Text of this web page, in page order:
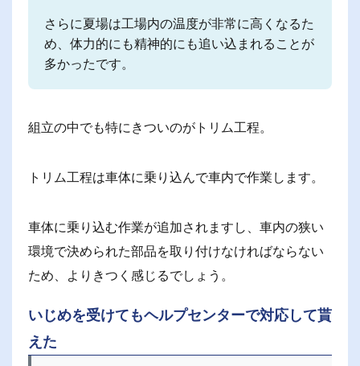
さらに夏場は工場内の温度が非常に高くなるた
め、体力的にも精神的にも追い込まれることが
多かったです。
組立の中でも特にきついのがトリム工程。
トリム工程は車体に乗り込んで車内で作業します。
車体に乗り込む作業が追加されますし、車内の狭い
環境で決められた部品を取り付けなければならない
ため、よりきつく感じるでしょう。
いじめを受けてもヘルプセンターで対応して貰
えた